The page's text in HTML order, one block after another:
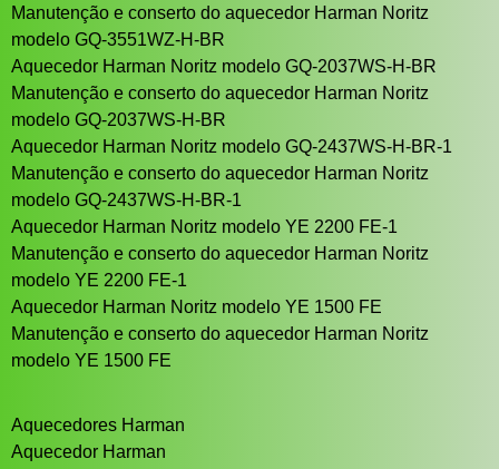
Manutenção e conserto do aquecedor Harman Noritz
modelo GQ-3551WZ-H-BR
Aquecedor Harman Noritz modelo GQ-2037WS-H-BR
Manutenção e conserto do aquecedor Harman Noritz
modelo GQ-2037WS-H-BR
Aquecedor Harman Noritz modelo GQ-2437WS-H-BR-1
Manutenção e conserto do aquecedor Harman Noritz
modelo GQ-2437WS-H-BR-1
Aquecedor Harman Noritz modelo YE 2200 FE-1
Manutenção e conserto do aquecedor Harman Noritz
modelo YE 2200 FE-1
Aquecedor Harman Noritz modelo YE 1500 FE
Manutenção e conserto do aquecedor Harman Noritz
modelo YE 1500 FE
Aquecedores Harman
Aquecedor Harman